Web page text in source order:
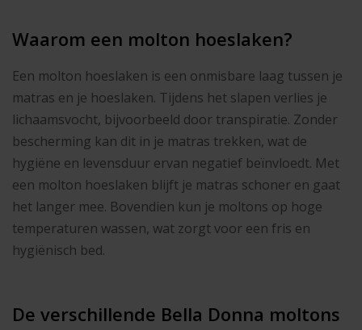
Waarom een molton hoeslaken?
Een molton hoeslaken is een onmisbare laag tussen je
matras en je hoeslaken. Tijdens het slapen verlies je
lichaamsvocht, bijvoorbeeld door transpiratie. Zonder
bescherming kan dit in je matras trekken, wat de
hygiëne en levensduur ervan negatief beïnvloedt. Met
een molton hoeslaken blijft je matras schoner en gaat
het langer mee. Bovendien kun je moltons op hoge
temperaturen wassen, wat zorgt voor een fris en
hygiënisch bed.
De verschillende Bella Donna moltons